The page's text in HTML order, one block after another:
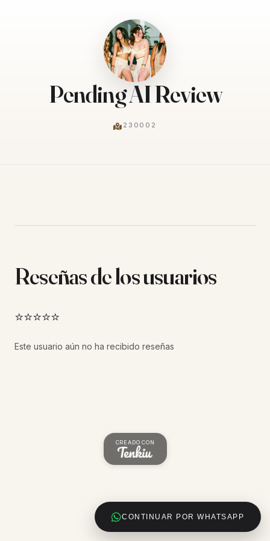
Pending AI Review
230002
CONTINUAR POR WHATSAPP
Reseñas de los usuarios
⭐⭐⭐⭐⭐
Este usuario aún no ha recibido reseñas
CREADO CON